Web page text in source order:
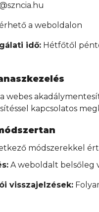
a weboldalon
idő: Hétfőtől
webes
kapcsolatos
módszerekkel
A weboldalt belsőleg
visszajelzések: